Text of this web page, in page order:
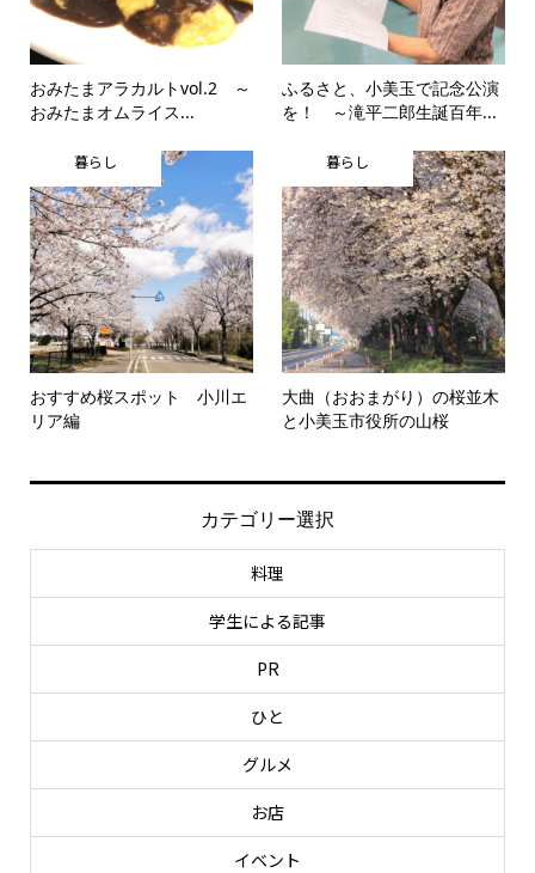
おみたまアラカルトvol.2 ～
おみたまオムライス...
ふるさと、小美玉で記念公演
を！ ～滝平二郎生誕百年...
暮らし
おすすめ桜スポット 小川エ
リア編
暮らし
大曲（おおまがり）の桜並木
と小美玉市役所の山桜
カテゴリー選択
料理
学生による記事
PR
ひと
グルメ
お店
イベント